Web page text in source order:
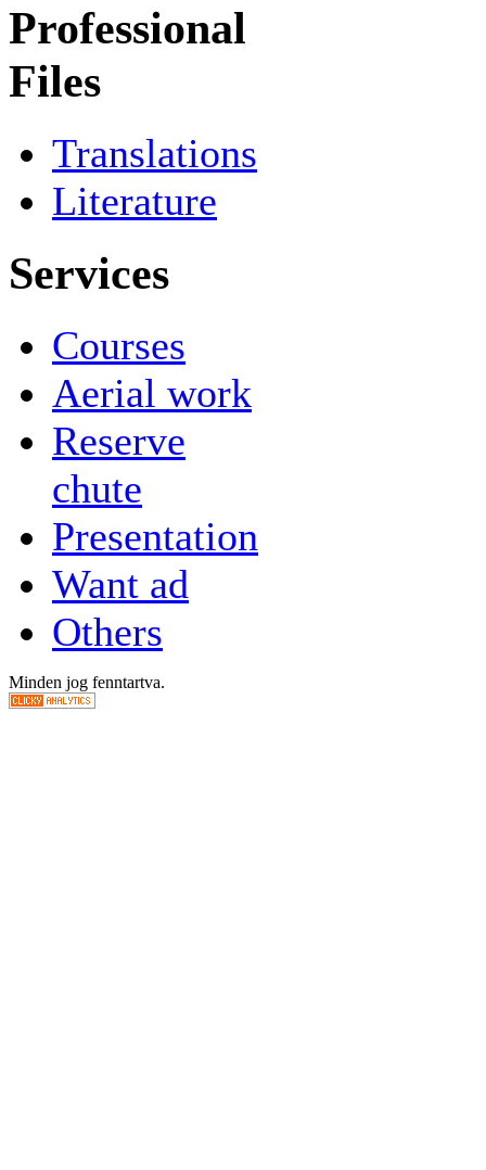
Professional
Files
Translations
Literature
Services
Courses
Aerial work
Reserve
chute
Presentation
Want ad
Others
Minden jog fenntartva.